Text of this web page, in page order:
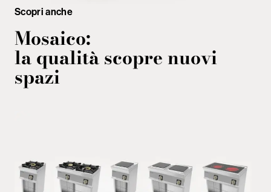
Scopri anche
Mosaico:
la qualità scopre nuovi
spazi